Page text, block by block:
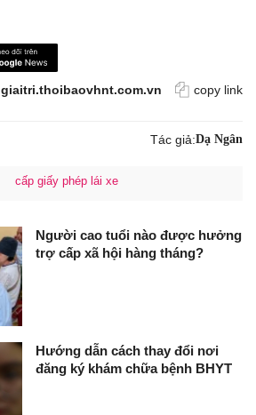
giaitri.thoibaovhnt.com.vn copy link
Tác giả:Dạ Ngân
cấp giấy phép lái xe
Người cao tuổi nào được hưởng
trợ cấp xã hội hàng tháng?
Hướng dẫn cách thay đổi nơi
đăng ký khám chữa bệnh BHYT